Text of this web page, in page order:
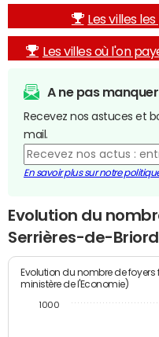
Les villes
Les villes où l'on
A ne pas manquer
Recevez nos astuces et
mail.
En savoir plus sur notre
Evolution du
Serrières-de-Briord
Evolution du nombre de foyers
ministère de l'Economie)
1000